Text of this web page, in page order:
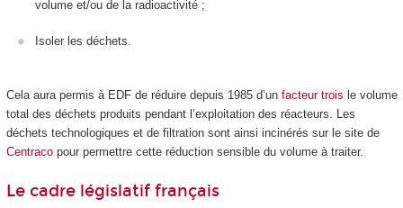
volume et/ou de la radioactivité ;
Isoler les déchets.
Cela aura permis à EDF de réduire depuis 1985 d’un facteur trois le volume
total des déchets produits pendant l’exploitation des réacteurs. Les
déchets technologiques et de filtration sont ainsi incinérés sur le site de
Centracopour permettre cette réduction sensible du volume à traiter.
Le cadre législatif français